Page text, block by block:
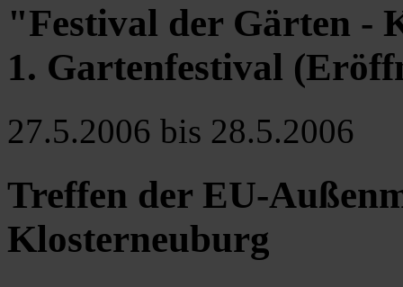
"Festival der Gärten -
1. Gartenfestival
27.5.2006 bis 28.5.2006
Treffen der EU-
Klosterneuburg